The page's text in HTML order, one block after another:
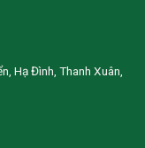
Hạ Đình, Thanh Xuân,